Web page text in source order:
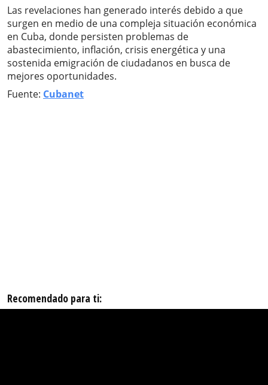
Las revelaciones han generado interés debido a que
surgen en medio de una compleja situación económica
en Cuba, donde persisten problemas de
abastecimiento, inflación, crisis energética y una
sostenida emigración de ciudadanos en busca de
mejores oportunidades.
Fuente: Cubanet
Recomendado para ti: